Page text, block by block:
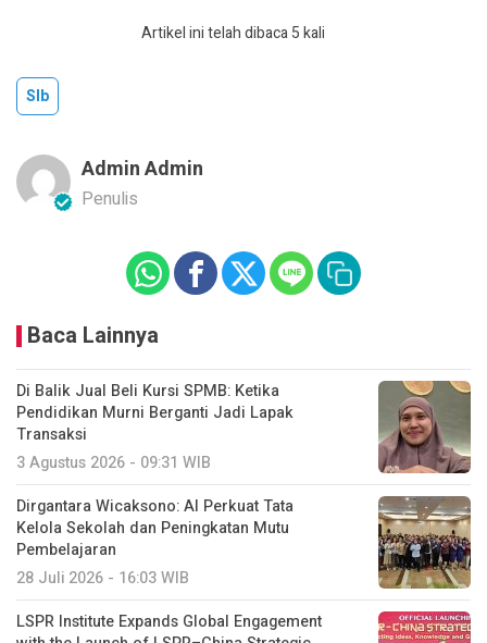
Artikel ini telah dibaca 5 kali
Slb
Admin Admin
Penulis
Baca Lainnya
Di Balik Jual Beli Kursi SPMB: Ketika
Pendidikan Murni Berganti Jadi Lapak
Transaksi
3 Agustus 2026 - 09:31 WIB
Dirgantara Wicaksono: AI Perkuat Tata
Kelola Sekolah dan Peningkatan Mutu
Pembelajaran
28 Juli 2026 - 16:03 WIB
LSPR Institute Expands Global Engagement